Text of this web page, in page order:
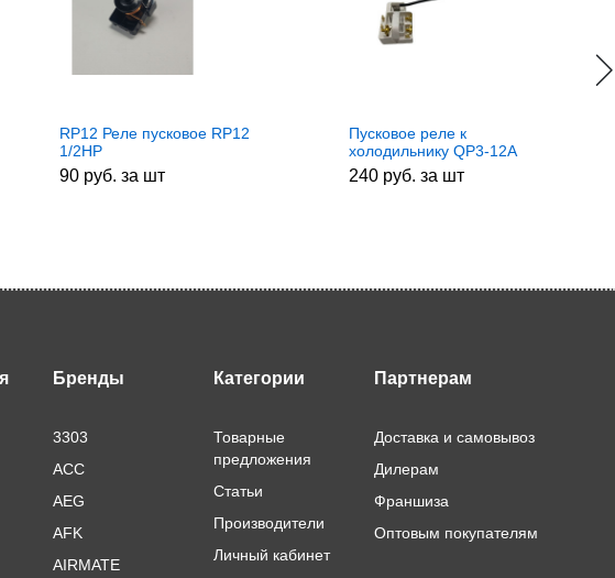
RP12 Реле пусковое RP12
1/2HP
90 руб. за шт
Пусковое реле к
холодильнику QP3-12A
HL163
240 руб. за шт
Бренды
3303
ACC
AEG
AFK
AIRMATE
Категории
Товарные
предложения
Статьи
Производители
Личный кабинет
Партнерам
Доставка и самовывоз
Дилерам
Франшиза
Оптовым покупателям